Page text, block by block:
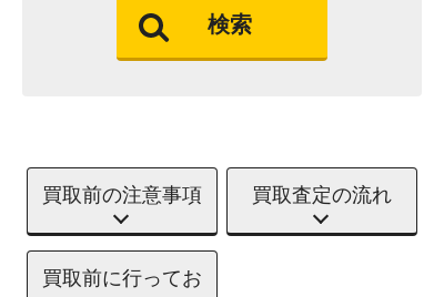
検索
買取前の注意事項 買取査定の流れ
買取前に行ってお